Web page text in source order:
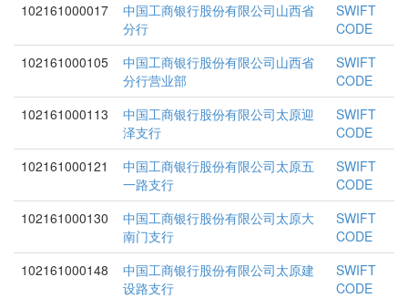
102161000017
中国工商银行股份有限公司山西省
分行
SWIFT
CODE
102161000105
中国工商银行股份有限公司山西省
分行营业部
SWIFT
CODE
102161000113
中国工商银行股份有限公司太原迎
泽支行
SWIFT
CODE
102161000121
中国工商银行股份有限公司太原五
一路支行
SWIFT
CODE
102161000130
中国工商银行股份有限公司太原大
南门支行
SWIFT
CODE
102161000148
中国工商银行股份有限公司太原建
设路支行
SWIFT
CODE